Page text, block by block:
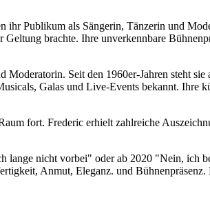
ihr Publikum als Sängerin, Tänzerin und
brachte. Ihre unverkennbare
Seit den 1960er-Jahren steht
Galas und Live-Events bekannt. Ihre
fort. Frederic erhielt zahlreiche
nicht vorbei" oder ab 2020 "Nein, ich
Anmut, Eleganz. und